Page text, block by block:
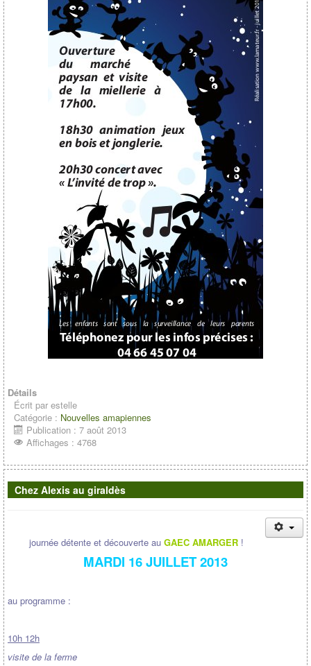
Détails
Écrit par estelle
Catégorie : Nouvelles amapiennes
Publication : 7 août 2013
Affichages : 4768
Chez Alexis au giraldès
journée détente et découverte au GAEC AMARGER !
MARDI 16 JUILLET 2013
au programme :
10h 12h
visite de la ferme